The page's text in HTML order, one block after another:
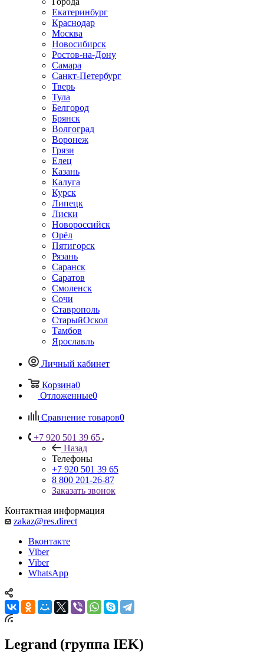
Екатеринбург
Краснодар
Москва
Новосибирск
Ростов-на-Дону
Самара
Санкт-Петербург
Тверь
Тула
Белгород
Брянск
Волгоград
Воронеж
Грязи
Елец
Казань
Калуга
Курск
Липецк
Лиски
Новороссийск
Орёл
Пятигорск
Рязань
Саранск
Саратов
Смоленск
Сочи
Ставрополь
СтарыйОскол
Тамбов
Ярославль
Личный кабинет
Корзина0
Отложенные0
Сравнение товаров0
+7 920 501 39 65
Назад
Телефоны
+7 920 501 39 65
8 800 201-26-87
Заказать звонок
Контактная информация
zakaz@res.direct
Вконтакте
Viber
Viber
WhatsApp
Legrand (группа IEK)